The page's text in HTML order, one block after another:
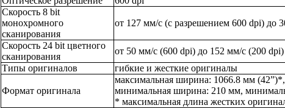
Скорость 8 bit
монохромного
сканирования
от 127 мм/с (с разрешением 600 dpi) до
Скорость 24 bit цветного
сканирования
от 50 мм/с (600 dpi) до 152 мм/с (200 dpi)
Типы оригиналов
гибкие и жесткие оригиналы
Формат оригинала
максимальная ширина: 1066.8 мм
минимальная ширина: 210 мм,
* максимальная длина жестких